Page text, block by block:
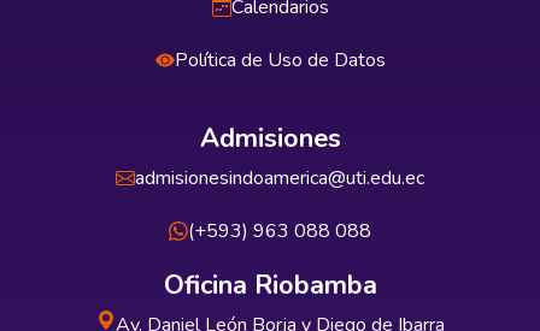
Calendarios
Política de Uso de Datos
Admisiones
admisionesindoamerica@uti.edu.ec
(+593) 963 088 088
Oficina Riobamba
Av. Daniel León Borja y Diego de Ibarra